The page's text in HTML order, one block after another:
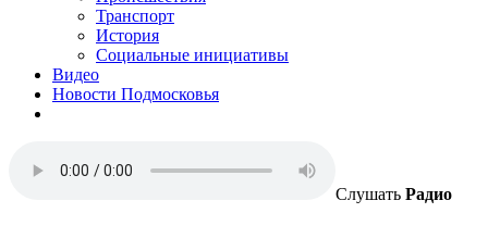
Транспорт
История
Социальные инициативы
Видео
Новости Подмосковья
Слушать Радио